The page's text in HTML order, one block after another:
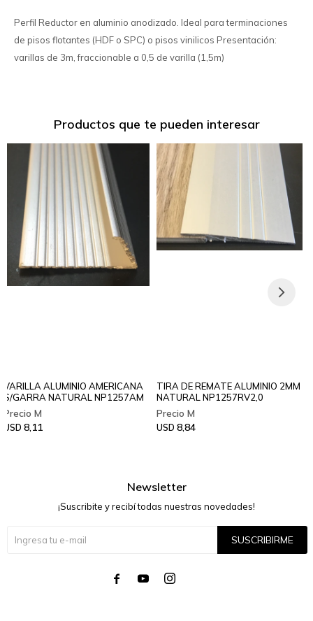
Perfil Reductor en aluminio anodizado. Ideal para terminaciones
de pisos flotantes (HDF o SPC) o pisos vinilicos Presentación:
varillas de 3m, fraccionable a 0,5 de varilla (1,5m)
Productos que te pueden interesar
VARILLA ALUMINIO AMERICANA
S/GARRA NATURAL NP1257AM
USD 8,11
TIRA DE REMATE ALUMINIO 2MM
NATURAL NP1257RV2,0
USD 8,84
Newsletter
¡Suscribite y recibí todas nuestras novedades!
SUSCRIBIRME
  